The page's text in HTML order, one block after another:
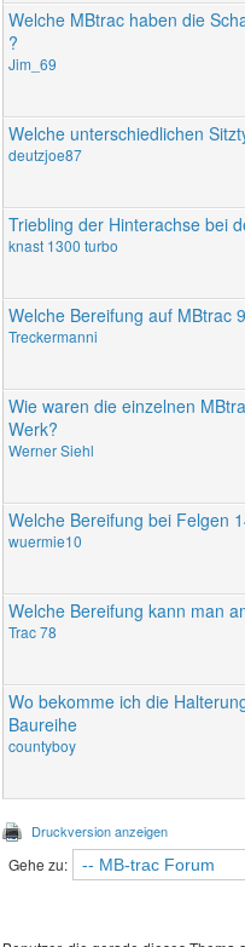
Welche MBtrac haben die
?
Jim_69
Welche unterschiedlichen
deutzjoe87
Triebling der Hinterachse bei
knast 1300 turbo
Welche Bereifung auf MBtrac
Treckermanni
Wie waren die einzelnen
Werk?
Werner Siehl
Welche Bereifung bei Felgen
wuermie10
Welche Bereifung kann man
Trac 78
Wo bekomme ich die
Baureihe
countyboy
Druckversion anzeigen
Gehe zu: